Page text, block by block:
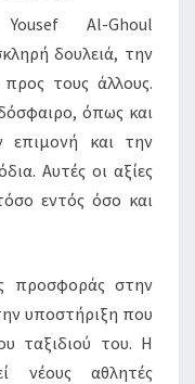
Al-Ghoul
δουλειά, την
τους άλλους.
όπως και
επιμονή και την
Αυτές οι αξίες
εντός όσο και
προσφοράς στην
υποστήριξη που
ταξιδιού του. Η
νέους αθλητές